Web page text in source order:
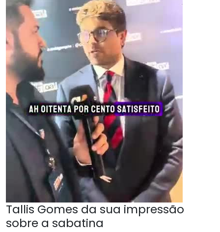
Tallis Gomes da sua impressão
sobre a sabatina